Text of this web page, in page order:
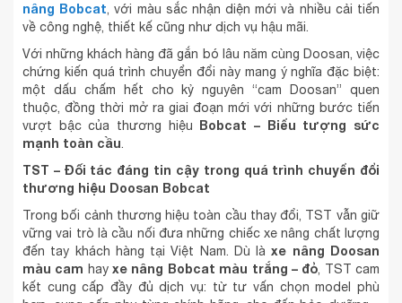
nâng Bobcat , với màu sắc nhận diện mới và nhiều cải tiến
về công nghệ, thiết kế cũng như dịch vụ hậu mãi.
Với những khách hàng đã gắn bó lâu năm cùng Doosan, việc
chứng kiến quá trình chuyển đổi này mang ý nghĩa đặc biệt:
một dấu chấm hết cho kỷ nguyên “cam Doosan” quen
thuộc, đồng thời mở ra giai đoạn mới với những bước tiến
vượt bậc của thương hiệu Bobcat – Biểu tượng sức
mạnh toàn cầu
TST – Đối tác đáng tin cậy trong quá trình chuyển đổi
thương hiệu Doosan Bobcat
Trong bối cảnh thương hiệu toàn cầu thay đổi, TST vẫn giữ
vững vai trò là cầu nối đưa những chiếc xe nâng chất lượng
đến tay khách hàng tại Việt Nam. Dù làxe nâng Doosan
màu cam hayxe nâng Bobcat màu trắng – đỏ , TST cam
kết cung cấp đầy đủ dịch vụ: từ tư vấn chọn model phù